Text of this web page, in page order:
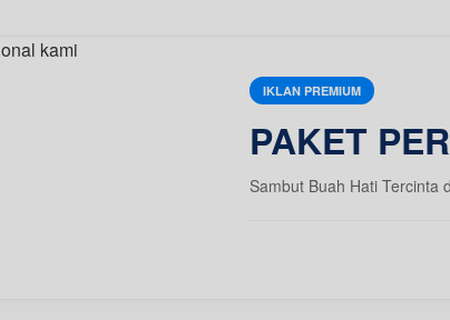
IKLAN PREMIUM
PAKET
Sambut Buah Hati Tercinta